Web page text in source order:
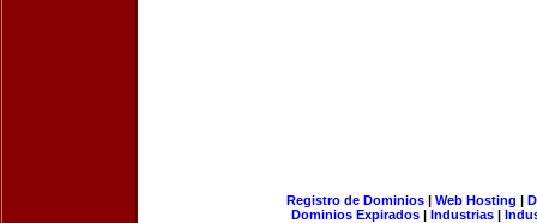
Registro de Dominios| Web Hosting |
Dominios Expirados | Industrias |